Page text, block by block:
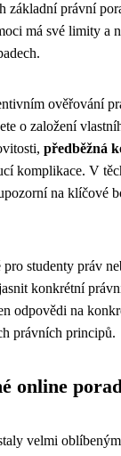
právní
má své limity a
ověřování
o založení
předběžná
komplikace. V
na klíčové
studenty práv
konkrétní
odpovědi na
právních principů.
online
velmi